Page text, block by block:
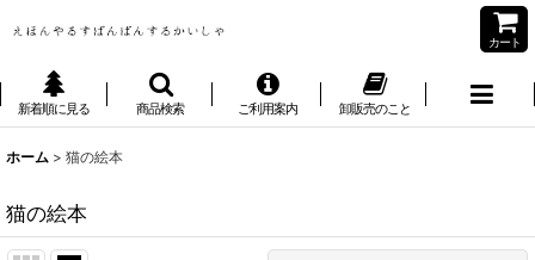
カート
新着順に見る 商品検索 ご利用案内 卸販売のこと
ホーム > 猫の絵本
猫の絵本